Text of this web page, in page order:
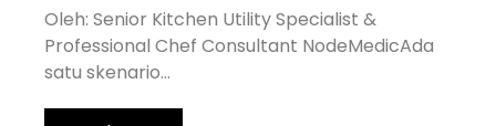
Oleh: Senior Kitchen Utility Specialist &
Professional Chef Consultant NodeMedicAda
satu skenario...